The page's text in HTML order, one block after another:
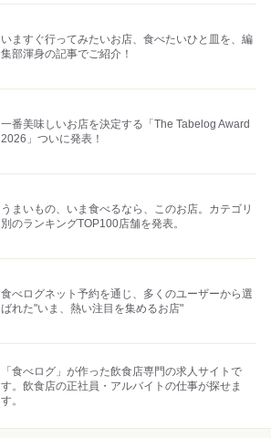
いますぐ行ってみたいお店、食べたいひと皿を、編
集部渾身の記事でご紹介！
一番美味しいお店を決定する「The Tabelog Award
2026」ついに発表！
うまいもの、いま食べるなら、このお店。カテゴリ
別のランキングTOP100店舗を発表。
食べログネット予約を通じ、多くのユーザーから選
ばれた"いま、熱い注目を集めるお店"
「食べログ」が作った飲食店専門の求人サイトで
す。飲食店の正社員・アルバイトの仕事が探せま
す。